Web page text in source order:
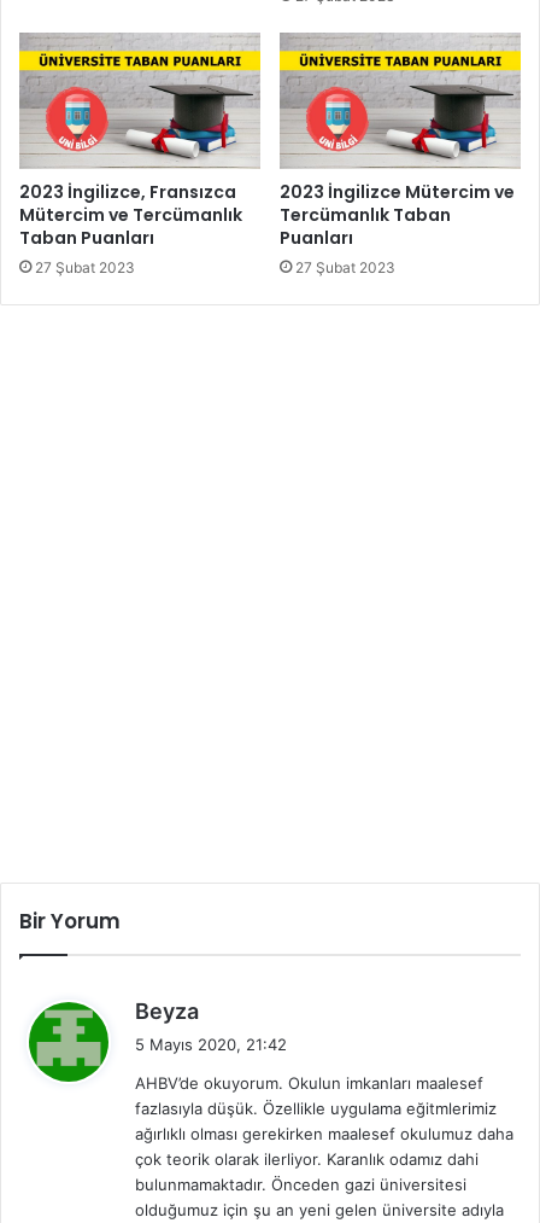
2023 İngilizce, Fransızca
Mütercim ve Tercümanlık
Taban Puanları
27 Şubat 2023
2023 İngilizce Mütercim ve
Tercümanlık Taban
Puanları
27 Şubat 2023
Bir Yorum
Beyza
k
i
5 Mayıs 2020, 21:42
AHBV’de okuyorum. Okulun imkanları maalesef
fazlasıyla düşük. Özellikle uygulama eğitmlerimiz
ağırlıklı olması gerekirken maalesef okulumuz daha
çok teorik olarak ilerliyor. Karanlık odamız dahi
bulunmamaktadır. Önceden gazi üniversitesi
olduğumuz için şu an yeni gelen üniversite adıyla